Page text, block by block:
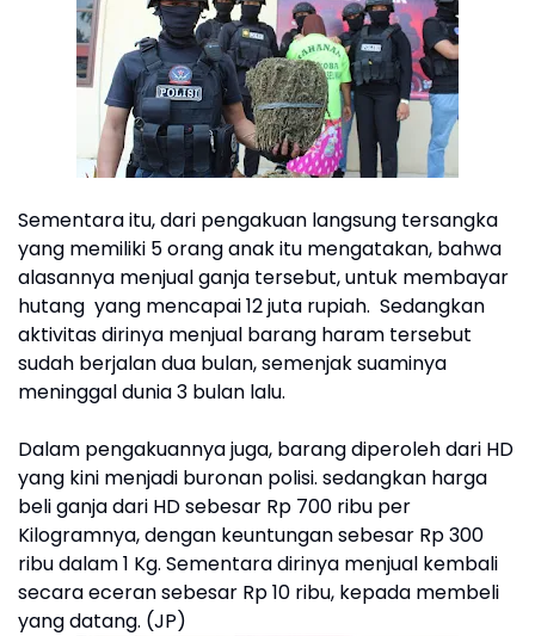
Sementara itu, dari pengakuan langsung tersangka
yang memiliki 5 orang anak itu mengatakan, bahwa
alasannya menjual ganja tersebut, untuk membayar
hutang yang mencapai 12 juta rupiah. Sedangkan
aktivitas dirinya menjual barang haram tersebut
sudah berjalan dua bulan, semenjak suaminya
meninggal dunia 3 bulan lalu.
Dalam pengakuannya juga, barang diperoleh dari HD
yang kini menjadi buronan polisi. sedangkan harga
beli ganja dari HD sebesar Rp 700 ribu per
Kilogramnya, dengan keuntungan sebesar Rp 300
ribu dalam 1 Kg. Sementara dirinya menjual kembali
secara eceran sebesar Rp 10 ribu, kepada membeli
yang datang. (JP)